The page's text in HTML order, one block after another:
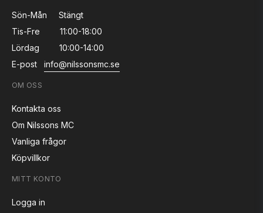
Sön-Mån
Stängt
Tis-Fre
11:00-18:00
Lördag
10:00-14:00
E-post
info@nilssonsmc.se
OM OSS
Kontakta oss
Om Nilssons MC
Vanliga frågor
Köpvillkor
MITT KONTO
Logga in